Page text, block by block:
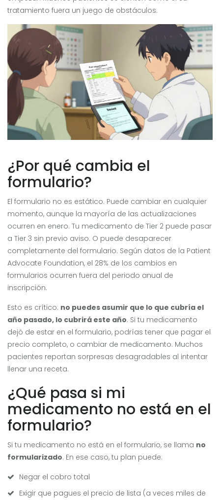
tratamiento fuera un juego de obstáculos.
¿Por qué cambia el
formulario?
El formulario no es estático. Puede cambiar en cualquier
momento, aunque la mayoría de las actualizaciones
ocurren en enero. Tu medicamento de Tier 2 puede pasar
a Tier 3 sin previo aviso. O puede desaparecer
completamente del formulario. Según datos de la Patient
Advocate Foundation, el 28% de los cambios en
formularios ocurren fuera del periodo anual de
inscripción.
Esto es crítico: no puedes asumir que lo que cubría el
año pasado, lo cubrirá este año. Si tu medicamento
dejó de estar en el formulario, podrías tener que pagar el
precio completo, o cambiar de medicamento. Muchos
pacientes reportan sorpresas desagradables al intentar
llenar una receta.
¿Qué pasa si mi
medicamento no está en el
formulario?
Si tu medicamento no está en el formulario, se llama no
formularizado. En ese caso, tu plan puede:
Negar el cobro total
Exigir que pagues el precio de lista (a veces miles de